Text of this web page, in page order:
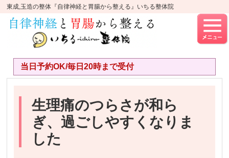
東成,玉造の整体『自律神経と胃腸から整える』いちる整体院
当日予約OK/毎日20時まで受付
生理痛のつらさが和ら
ぎ、過ごしやすくなりま
した